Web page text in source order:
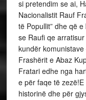
si pretendim se ai,
Nacionalistit Rauf
të Popullit” dhe që
se Raufi qe
kundër
Frashërit e Abaz
Fratari edhe nga
e për faqe të
historinë dhe për